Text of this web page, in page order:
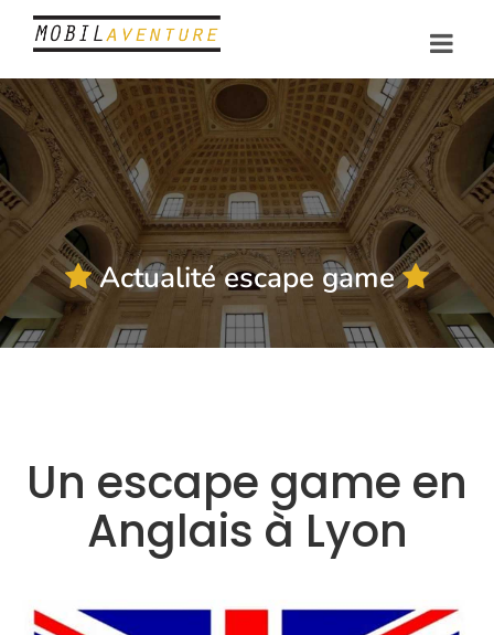
Actualité escape game
Un escape game en
Anglais à Lyon